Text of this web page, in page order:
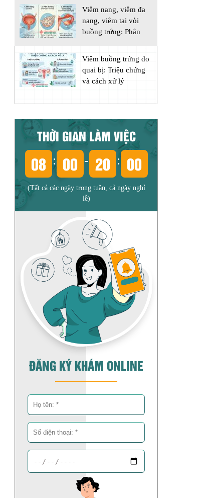
Viêm nang, viêm đa
nang, viêm tai vòi
buồng trứng: Phân
Viêm buồng trứng do
quai bị: Triệu chứng
và cách xử lý
THỜI GIAN LÀM VIỆC
08 : 00 - 20 : 00
(Tất cả các ngày trong tuần, cả ngày nghỉ
lễ)
ĐĂNG KÝ KHÁM ONLINE